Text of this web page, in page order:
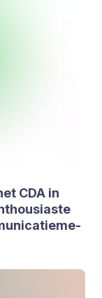
CDA in